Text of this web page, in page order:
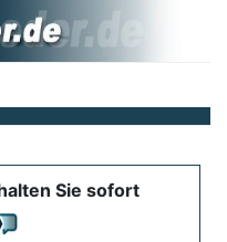
Sie sofort